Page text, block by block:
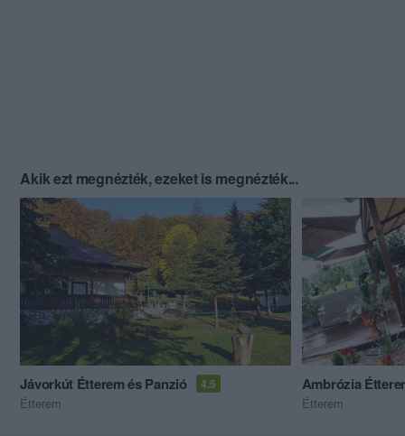
Akik ezt megnézték, ezeket is megnézték...
Jávorkút Étterem és Panzió 4.5
Étterem
Ambrózia
Étterem